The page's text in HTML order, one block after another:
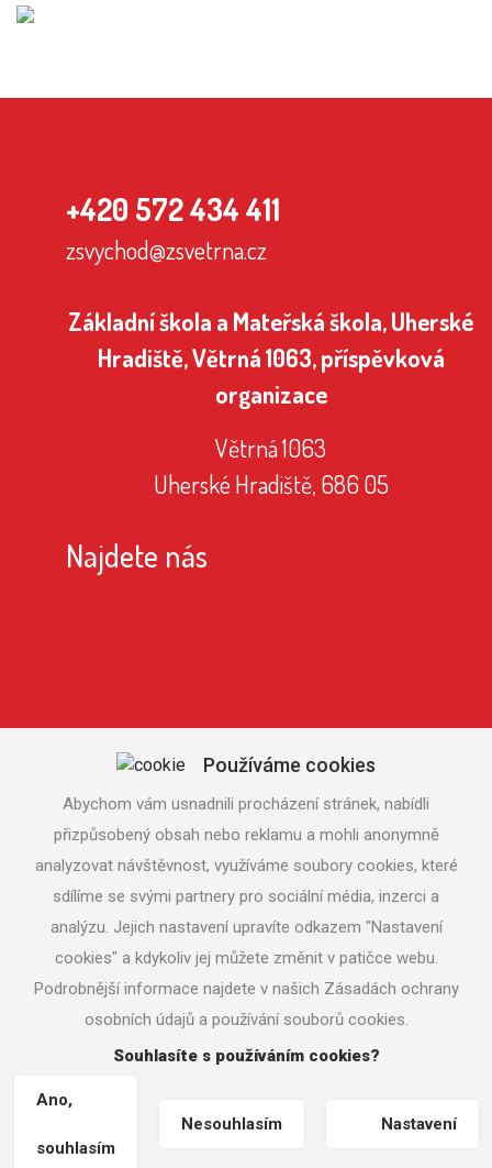
+420 572 434 411
zsvychod@zsvetrna.cz
Základní škola a Mateřská škola, Uherské
Hradiště, Větrná 1063, příspěvková
organizace
Větrná 1063
Uherské Hradiště, 686 05
Najdete nás
Copyright © zsvetrna.cz | Nastavení cookies| Tvorba www
stránek
Používáme cookies
Abychom vám usnadnili procházení stránek, nabídli
přizpůsobený obsah nebo reklamu a mohli anonymně
analyzovat návštěvnost, využíváme soubory cookies, které
sdílíme se svými partnery pro sociální média, inzerci a
analýzu. Jejich nastavení upravíte odkazem "Nastavení
cookies" a kdykoliv jej můžete změnit v patičce webu.
Podrobnější informace najdete v našich Zásadách ochrany
osobních údajů a používání souborů cookies.
Souhlasíte s používáním cookies?
Ano,
souhlasím
Nesouhlasím Nastavení